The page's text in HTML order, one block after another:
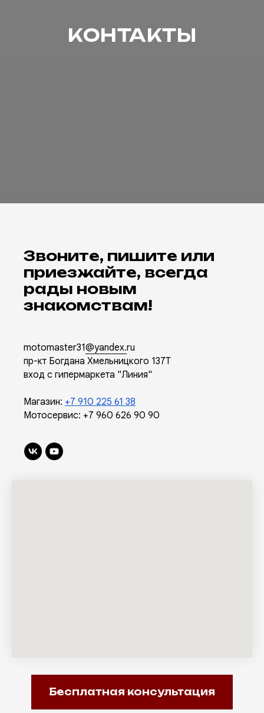
КОНТАКТЫ
Звоните, пишите или
приезжайте, всегда
рады новым
знакомствам!
motomaster31@yandex.ru
пр-кт Богдана Хмельницкого 137Т
вход с гипермаркета "Линия"
Магазин: +7 910 225 61 38
Мотосервис: +7 960 626 90 90
Бесплатная консультация